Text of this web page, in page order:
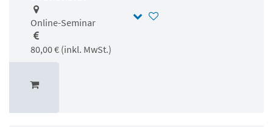
Online-Seminar
80,00 € (inkl. MwSt.)